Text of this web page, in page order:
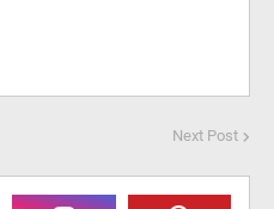
Next Post